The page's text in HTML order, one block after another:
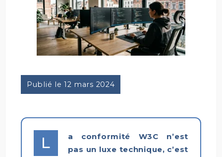
Publié le 12 mars 2024
L
a conformité W3C n’est
pas un luxe technique, c’est